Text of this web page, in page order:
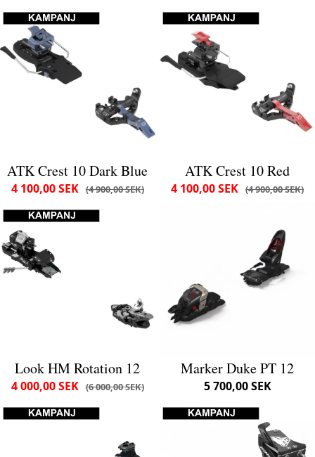
ATK Crest 10 Dark Blue
4 900,00 SEK
4 100,00 SEK
ATK Crest 10 Red
4 900,00 SEK
4 100,00 SEK
Look HM Rotation 12
6 000,00 SEK
4 000,00 SEK
Marker Duke PT 12
5 700,00 SEK